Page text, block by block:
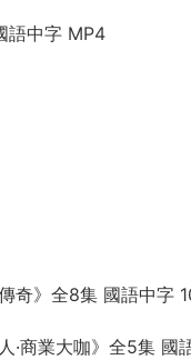
語中字 MP4
奇》全8集 國語中字
·商業大咖》全5集 國